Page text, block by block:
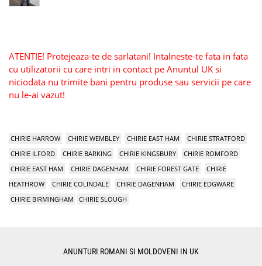
ATENTIE! Protejeaza-te de sarlatani! Intalneste-te fata in fata
cu utilizatorii cu care intri in contact pe Anuntul UK si
niciodata nu trimite bani pentru produse sau servicii pe care
nu le-ai vazut!
CHIRIE HARROW CHIRIE WEMBLEY CHIRIE EAST HAM
CHIRIE STRATFORD
CHIRIE ILFORD
CHIRIE BARKING CHIRIE KINGSBURY
CHIRIE ROMFORD
CHIRIE EAST HAM
CHIRIE DAGENHAM CHIRIE FOREST GATE
CHIRIE
HEATHROW
CHIRIE COLINDALE CHIRIE DAGENHAM
CHIRIE EDGWARE
CHIRIE BIRMINGHAM
CHIRIE SLOUGH
ANUNTURI ROMANI SI MOLDOVENI IN UK